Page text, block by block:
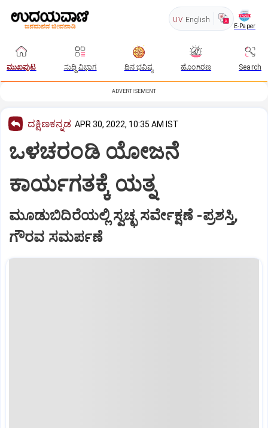
UV English
E-Paper
ಮುಖಪುಟ ಸುದ್ದಿ ವಿಭಾಗ ದಿನ ಭವಿಷ್ಯ ಹೊಂಗಿರಣ Search
ADVERTISEMENT
ದಕ್ಷಿಣಕನ್ನಡ APR 30, 2022, 10:35 AM IST
ಒಳಚರಂಡಿ ಯೋಜನೆ
ಕಾರ್ಯಗತಕ್ಕೆ ಯತ್ನ
ಮೂಡುಬಿದಿರೆಯಲ್ಲಿ ಸ್ವಚ್ಛ ಸರ್ವೇಕ್ಷಣೆ -ಪ್ರಶಸ್ತಿ,
ಗೌರವ ಸಮರ್ಪಣೆ